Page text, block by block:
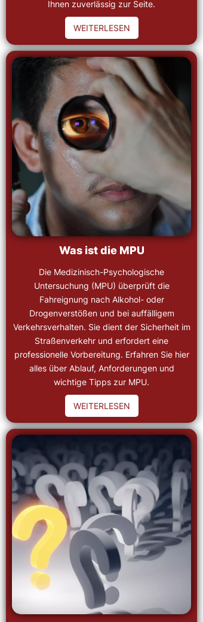
Ihnen zuverlässig zur Seite.
WEITERLESEN
Was ist die MPU
Die Medizinisch-Psychologische
Untersuchung (MPU) überprüft die
Fahreignung nach Alkohol- oder
Drogenverstößen und bei auffälligem
Verkehrsverhalten. Sie dient der Sicherheit im
Straßenverkehr und erfordert eine
professionelle Vorbereitung. Erfahren Sie hier
alles über Ablauf, Anforderungen und
wichtige Tipps zur MPU.
WEITERLESEN